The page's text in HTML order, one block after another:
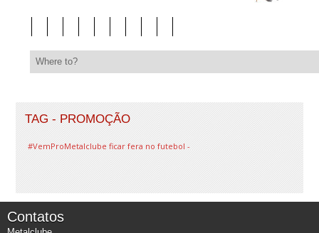
TAG - PROMOÇÃO
#VemProMetalclube ficar fera no futebol -
Contatos